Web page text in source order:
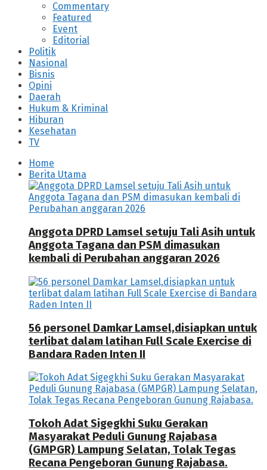
Commentary
Featured
Event
Editorial
Politik
Nasional
Bisnis
Opini
Daerah
Hukum & Kriminal
Hiburan
Kesehatan
TV
Home
Berita Utama
Anggota DPRD Lamsel setuju Tali Asih untuk
Anggota Tagana dan PSM dimasukan
kembali di Perubahan anggaran 2026
56 personel Damkar Lamsel,disiapkan untuk
terlibat dalam latihan Full Scale Exercise di
Bandara Raden Inten II
Tokoh Adat Sigegkhi Suku Gerakan
Masyarakat Peduli Gunung Rajabasa
(GMPGR) Lampung Selatan, Tolak Tegas
Recana Pengeboran Gunung Rajabasa.